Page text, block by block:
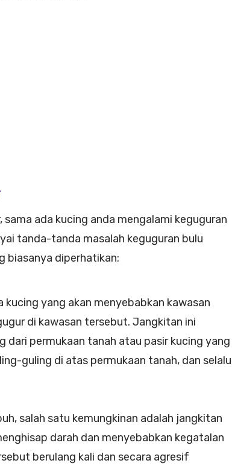
ada kucing anda mengalami keguguran
tanda-tanda masalah keguguran bulu
biasanya diperhatikan:
yang akan menyebabkan kawasan
di kawasan tersebut. Jangkitan ini
dari permukaan tanah atau pasir kucing yang
guling di atas permukaan tanah, dan selalu
salah satu kemungkinan adalah jangkitan
darah dan menyebabkan kegatalan
berulang kali dan secara agresif